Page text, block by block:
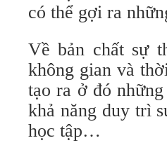
có thể gợi ra
Về bản chất sự
không gian và
tạo ra ở đó
khả năng duy trì
học tập…